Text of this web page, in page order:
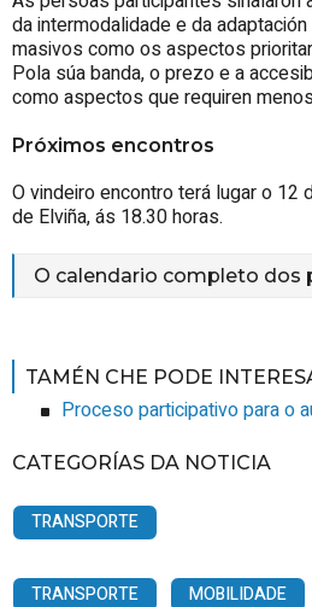
da intermodalidade e da
masivos como os aspectos
Pola súa banda, o prezo e a
como aspectos que requiren
Próximos encontros
O vindeiro encontro terá lugar o 12
de Elviña, ás 18.30 horas.
O calendario completo dos
TAMÉN CHE PODE
Proceso participativo para o
CATEGORÍAS DA NOTICIA
TRANSPORTE
TRANSPORTE MOBILIDADE